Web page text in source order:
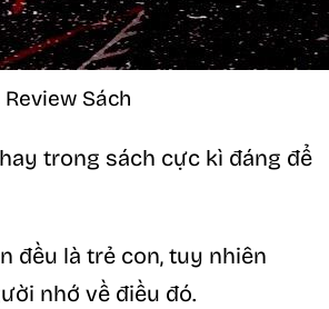
Sách
trong sách cực kì đáng để
đều là trẻ con, tuy nhiên
nhớ về điều đó.